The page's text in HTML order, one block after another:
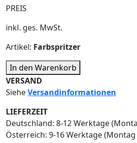
PREIS
inkl. ges. MwSt.
Artikel: Farbspritzer
In den Warenkorb
VERSAND
Siehe ​Versandinformationen
LIEFERZEIT
Deutschland: ​8-12 Werktage
Österreich: ​9-16 Werktage